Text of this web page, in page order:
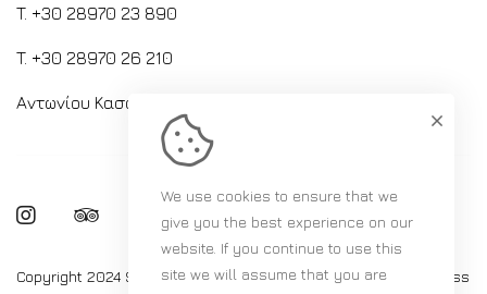
T. +30 28970 23 890
T. +30 28970 26 210
Αντωνίου Κασσαβέτη 17, Λιμένας Χερσονήσου, Κρήτη
Copyright 2024 Sea Breeze Hotel in Hersonisos | Νotify Business
We use cookies to ensure that we
give you the best experience on our
website. If you continue to use this
site we will assume that you are